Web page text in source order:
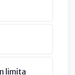
limita